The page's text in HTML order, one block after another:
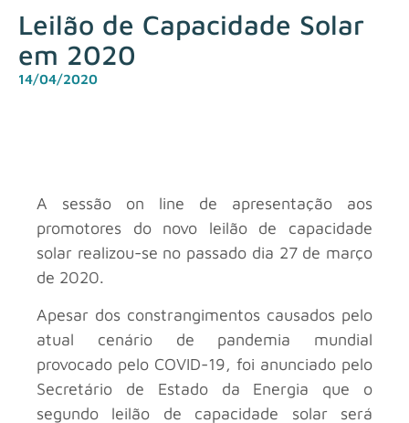
Leilão de Capacidade Solar
em 2020
14/04/2020
A sessão on line de apresentação aos
promotores do novo leilão de capacidade
solar realizou-se no passado dia 27 de março
de 2020.
Apesar dos constrangimentos causados pelo
atual cenário de pandemia mundial
provocado pelo COVID-19, foi anunciado pelo
Secretário de Estado da Energia que o
segundo leilão de capacidade solar será